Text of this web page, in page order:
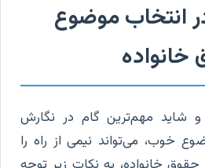
انتخاب موضوع
خانواده
و شاید مهم‌ترین گام در نگارش
خوب، می‌تواند نیمی از راه را